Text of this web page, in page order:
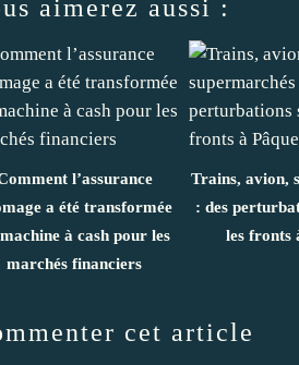
aimerez aussi :
l’assurance
a été transformée
à cash pour les
marchés financiers
Trains, avion,
: des
les fronts
cet article